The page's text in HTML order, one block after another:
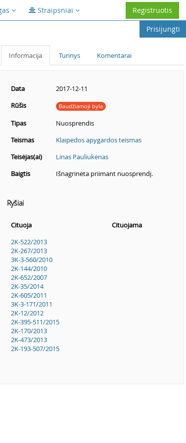
Straipsniai
Registruotis
Prisijungti
Informacija Turinys Komentarai
Data
2017-12-11
Rūšis
Baudžiamoji byla
Tipas
Nuosprendis
Teismas
Klaipėdos apygardos teismas
Teisėjas(ai)
Linas Pauliukėnas
Baigtis
Išnagrinėta priimant nuosprendį.
Ryšiai
Cituoja
Cituojama
2K-522/2013
2K-267/2013
3K-3-560/2010
2K-144/2010
2K-652/2007
2K-35/2014
2K-605/2011
3K-3-171/2011
2K-12/2012
2K-395-511/2015
2K-170/2013
2K-473/2013
2K-193-507/2015